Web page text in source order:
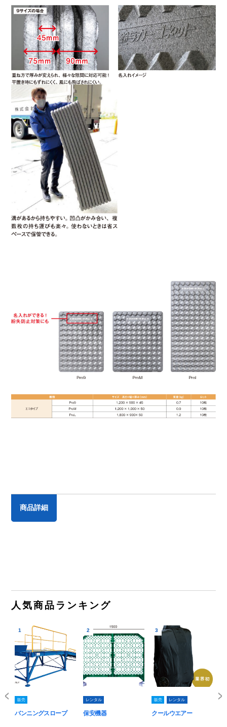
商品詳細
人気商品ランキング
1
販売
バンニングスロープ
2
レンタル
保安機器
3
販売 レンタル
クールウエアー